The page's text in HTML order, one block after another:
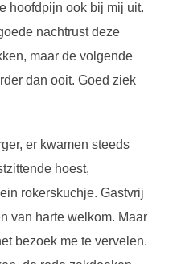
hoofdpijn ook bij mij uit.
nachtrust deze
maar de volgende
dan ooit. Goed ziek
er kwamen steeds
hoest,
rokerskuchje. Gastvrij
van harte welkom. Maar
bezoek me te vervelen.